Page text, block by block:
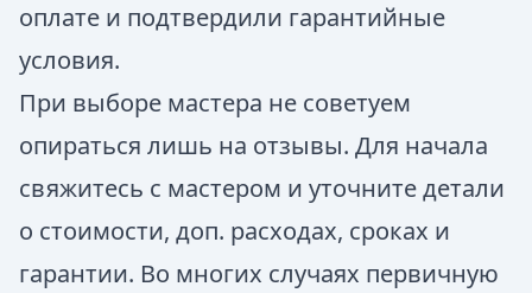
оплате и подтвердили гарантийные
условия.
При выборе мастера не советуем
опираться лишь на отзывы. Для начала
свяжитесь с мастером и уточните детали
о стоимости, доп. расходах, сроках и
гарантии. Во многих случаях первичную